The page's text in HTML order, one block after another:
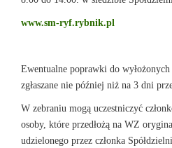
www.sm-ryf.rybnik.pl
Ewentualne poprawki do
zgłaszane nie później niż na 3 dni
W zebraniu mogą uczestniczyć
osoby, które przedłożą na WZ
udzielonego przez członka